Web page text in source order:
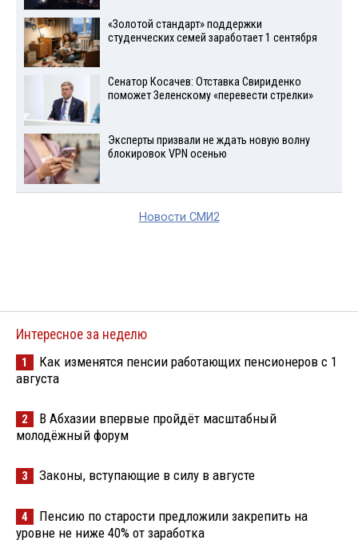
«Золотой стандарт» поддержки
студенческих семей заработает 1 сентября
Сенатор Косачев: Отставка Свириденко
поможет Зеленскому «перевести стрелки»
Эксперты призвали не ждать новую волну
блокировок VPN осенью
Новости СМИ2
Интересное за неделю
1
Как изменятся пенсии работающих пенсионеров с 1
августа
2
В Абхазии впервые пройдёт масштабный
молодёжный форум
3 Законы, вступающие в силу в августе
4
Пенсию по старости предложили закрепить на
уровне не ниже 40% от заработка